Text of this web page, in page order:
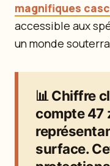
magnifiques
accessible aux
un monde
📊Chiffre
compte 47
surface.